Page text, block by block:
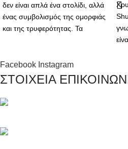
δεν είναι απλά ένα στολίδι, αλλά
ένας συμβολισμός της ομορφιάς
και της τρυφερότητας. Τα
την αδιάκοπη και αναλλοίωτη
αγάπη που θες να προσφέρεις.
υπενθύμιση των γλυκών στιγμών
δημιουργηθούν.
Facebook Instagram
ΣΤΟΙΧΕΙΑ